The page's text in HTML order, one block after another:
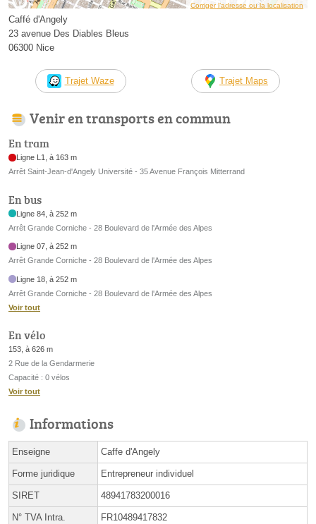
Corriger l’adresse ou la localisation
Caffé d'Angely
23 avenue Des Diables Bleus
06300 Nice
Trajet Waze Trajet Maps
Venir en transports en commun
En tram
Ligne L1, à 163 m
Arrêt Saint-Jean-d'Angely Université - 35 Avenue François Mitterrand
En bus
Ligne 84, à 252 m
Arrêt Grande Corniche - 28 Boulevard de l'Armée des Alpes
Ligne 07, à 252 m
Arrêt Grande Corniche - 28 Boulevard de l'Armée des Alpes
Ligne 18, à 252 m
Arrêt Grande Corniche - 28 Boulevard de l'Armée des Alpes
Voir tout
En vélo
153, à 626 m
2 Rue de la Gendarmerie
Capacité : 0 vélos
Voir tout
Informations
Enseigne Caffe d'Angely
Forme juridique Entrepreneur individuel
SIRET 48941783200016
N° TVA Intra. FR10489417832